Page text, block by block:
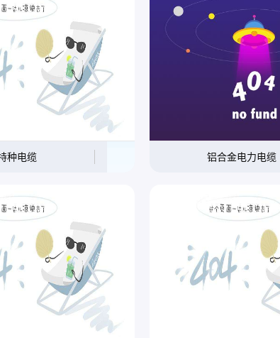
种电缆 铝合金电力电缆